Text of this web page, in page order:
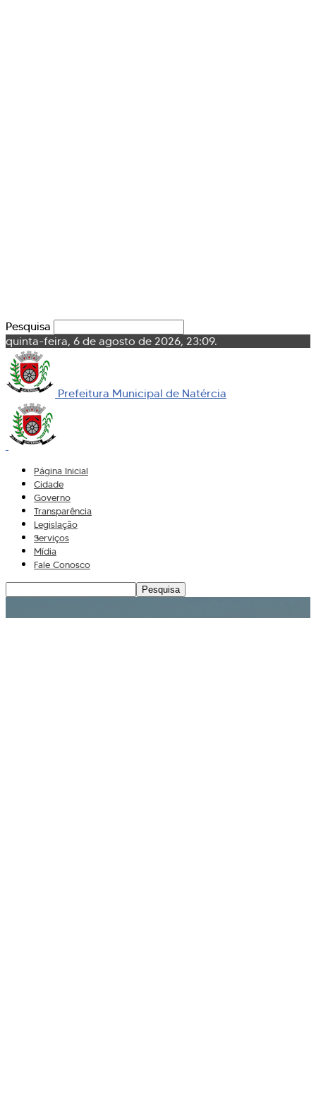
Pesquisa
quinta-feira, 6 de agosto de 2026, 23:09.
Prefeitura Municipal de Natércia
Página Inicial
Cidade
Governo
Transparência
Legislação
Serviços
Mídia
Fale Conosco